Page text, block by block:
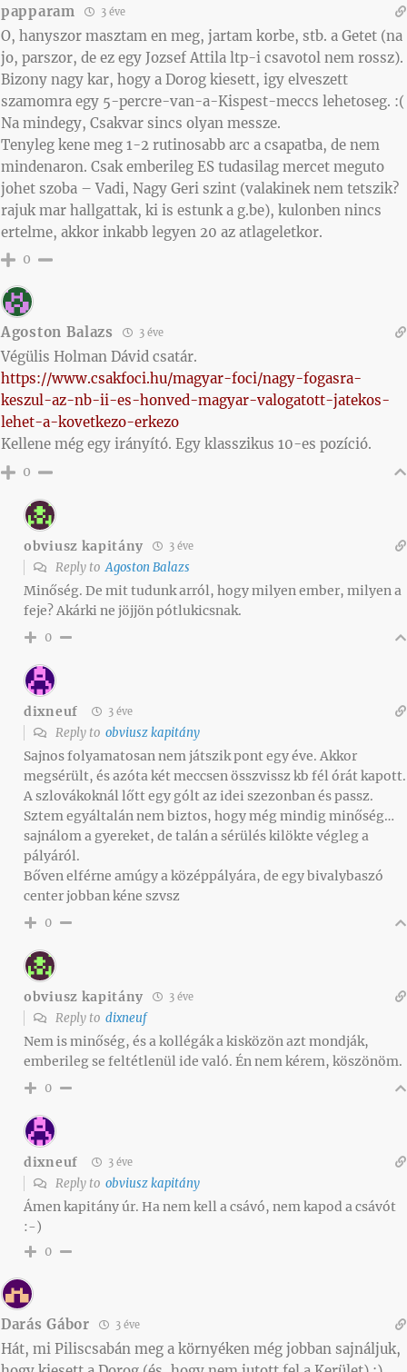
papparam 3 éve
O, hanyszor masztam en meg, jartam korbe, stb. a Getet (na
jo, parszor, de ez egy Jozsef Attila ltp-i csavotol nem rossz).
Bizony nagy kar, hogy a Dorog kiesett, igy elveszett
szamomra egy 5-percre-van-a-Kispest-meccs lehetoseg. :(
Na mindegy, Csakvar sincs olyan messze.
Tenyleg kene meg 1-2 rutinosabb arc a csapatba, de nem
mindenaron. Csak emberileg ES tudasilag mercet meguto
johet szoba – Vadi, Nagy Geri szint (valakinek nem tetszik?
rajuk mar hallgattak, ki is estunk a g.be), kulonben nincs
ertelme, akkor inkabb legyen 20 az atlageletkor.
0
Agoston Balazs 3 éve
Végülis Holman Dávid csatár.
https://www.csakfoci.hu/magyar-foci/nagy-fogasra-
keszul-az-nb-ii-es-honved-magyar-valogatott-jatekos-
lehet-a-kovetkezo-erkezo
Kellene még egy irányító. Egy klasszikus 10-es pozíció.
0
obviusz kapitány 3 éve
Reply toAgoston Balazs
Minőség. De mit tudunk arról, hogy milyen ember, milyen a
feje? Akárki ne jöjjön pótlukicsnak.
0
dixneuf 3 éve
Reply to obviusz kapitány
Sajnos folyamatosan nem játszik pont egy éve. Akkor
megsérült, és azóta két meccsen összvissz kb fél órát kapott.
A szlovákoknál lőtt egy gólt az idei szezonban és passz.
Sztem egyáltalán nem biztos, hogy még mindig minőség…
sajnálom a gyereket, de talán a sérülés kilökte végleg a
pályáról.
Bőven elférne amúgy a középpályára, de egy bivalybaszó
center jobban kéne szvsz
0
obviusz kapitány 3 éve
Reply to dixneuf
Nem is minőség, és a kollégák a kisközön azt mondják,
emberileg se feltétlenül ide való. Én nem kérem, köszönöm.
0
dixneuf 3 éve
Reply to obviusz kapitány
Ámen kapitány úr. Ha nem kell a csávó, nem kapod a csávót
:-)
0
Darás Gábor 3 éve
Hát, mi Piliscsabán meg a környéken még jobban sajnáljuk,